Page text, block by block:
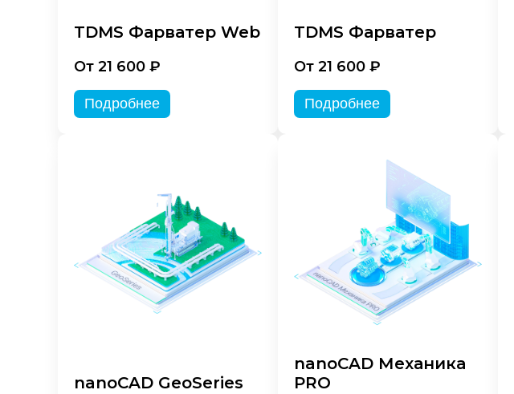
TDMS Фарватер Web
От 21 600 ₽
Подробнее
TDMS Фарватер
От 21 600 ₽
Подробнее
nanoCAD GeoSeries
nanoCAD Механика
PRO